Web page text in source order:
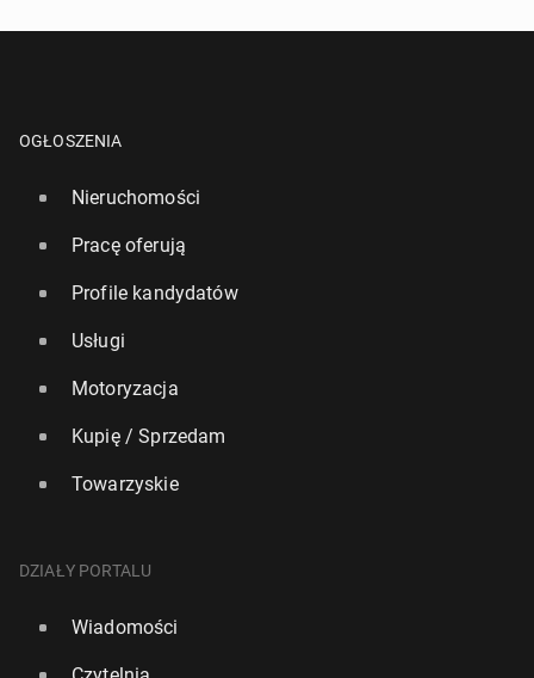
OGŁOSZENIA
Nieruchomości
Pracę oferują
Profile kandydatów
Usługi
Motoryzacja
Kupię / Sprzedam
Towarzyskie
DZIAŁY PORTALU
Wiadomości